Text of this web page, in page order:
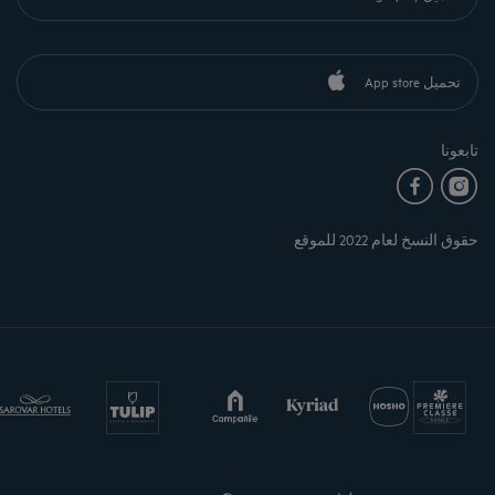
تحميل App store
تابعونا
حقوق النسخ لعام 2022 للموقع